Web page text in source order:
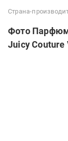
Страна-
Фото
Juicy Couture